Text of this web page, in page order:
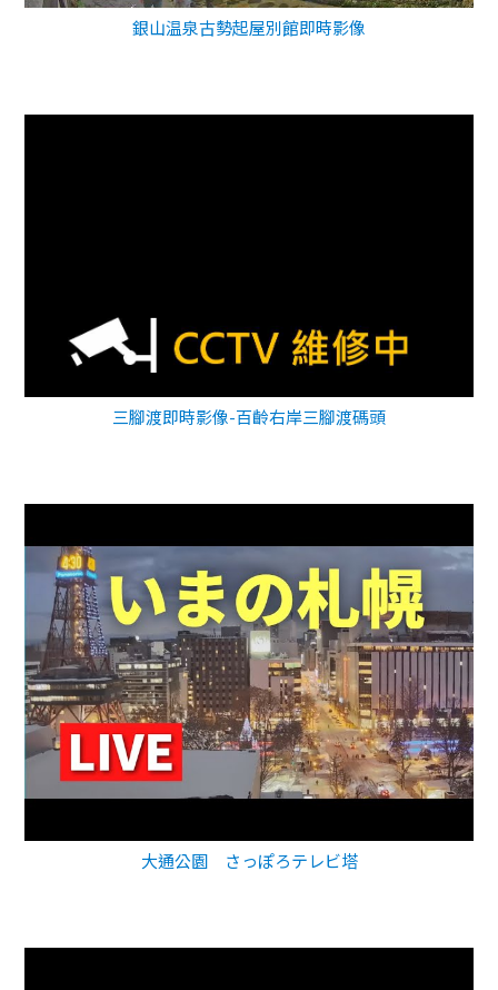
銀山温泉古勢起屋別館即時影像
三腳渡即時影像-百齡右岸三腳渡碼頭
大通公園 さっぽろテレビ塔